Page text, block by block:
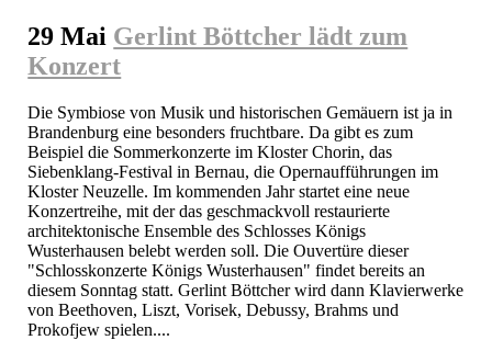
29 Mai Gerlint Böttcher lädt zum
Konzert
Die Symbiose von Musik und historischen Gemäuern ist ja in
Brandenburg eine besonders fruchtbare. Da gibt es zum
Beispiel die Sommerkonzerte im Kloster Chorin, das
Siebenklang-Festival in Bernau, die Opernaufführungen im
Kloster Neuzelle. Im kommenden Jahr startet eine neue
Konzertreihe, mit der das geschmackvoll restaurierte
architektonische Ensemble des Schlosses Königs
Wusterhausen belebt werden soll. Die Ouvertüre dieser
"Schlosskonzerte Königs Wusterhausen" findet bereits an
diesem Sonntag statt. Gerlint Böttcher wird dann Klavierwerke
von Beethoven, Liszt, Vorisek, Debussy, Brahms und
Prokofjew spielen....